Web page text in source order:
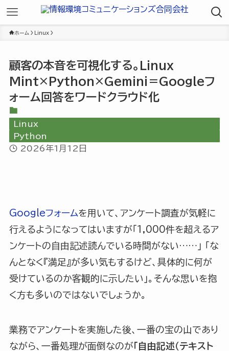
ホーム Linux
顧客の本音を可視化する。Linux
Mint×Python×Gemini＝Googleフ
ォーム回答をワードクラウド化
Linux
Python
2026年1月12日
Googleフォームを用いて、アンケート調査が気軽に
行えるようになってはいますが「1,000件を超えるア
ンケートの自由記述読んでいる時間がない……」 「な
んとなく『満足』が多い気もするけど、具体的に何が
受けているのか客観的に示したい」。そんな思いを抱
く方も多いのではないでしょうか。
業務でアンケートを実施した後、一番の宝の山であり
ながら、一番処理が面倒なのが「自由記述（テキスト